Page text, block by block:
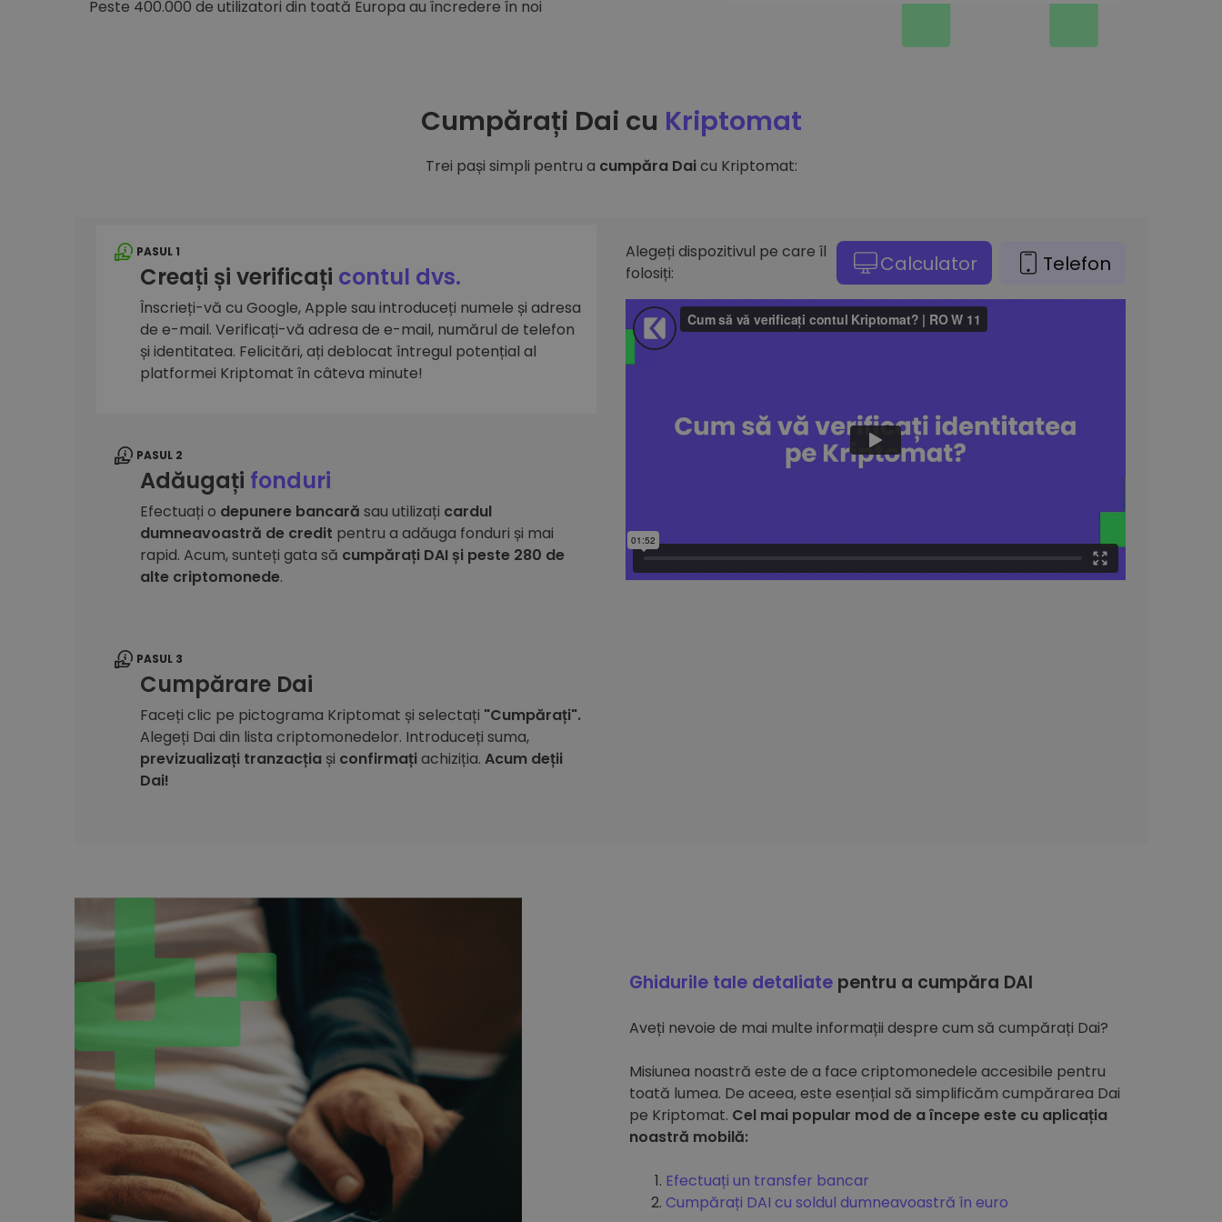
Peste 400.000 de utilizatori din toată Europa au încredere în noi
Cumpărați Dai cu Kriptomat
Trei pași simpli pentru a cumpăra Daicu Kriptomat:
PASUL 1
Creați și verificați contul dvs.
Înscrieți-vă cu Google, Apple sau introduceți numele și adresa
de e-mail. Verificați-vă adresa de e-mail, numărul de telefon
și identitatea. Felicitări, ați deblocat întregul potențial al
platformei Kriptomat în câteva minute!
PASUL 2
Adăugați fonduri
Efectuați o depunere bancară sau utilizați cardul
dumneavoastră de credit pentru a adăuga fonduri și mai
rapid. Acum, sunteți gata să cumpărați DAI și peste 280 de
alte criptomonede.
PASUL 3
Cumpărare Dai
Faceți clic pe pictograma Kriptomat și selectați "Cumpărați".
Alegeți Dai din lista criptomonedelor. Introduceți suma,
previzualizați tranzacția și confirmațiachiziția. Acum deții
Dai!
Alegeți dispozitivul pe care îl
folosiți:
Calculator Telefon
Ghidurile tale detaliate pentru a cumpăra DAI
Aveți nevoie de mai multe informații despre cum să cumpărați Dai?
Misiunea noastră este de a face criptomonedele accesibile pentru
toată lumea. De aceea, este esențial să simplificăm cumpărarea Dai
pe Kriptomat. Cel mai popular mod de a începe este cu aplicația
noastră mobilă:
Efectuați un transfer bancar
Cumpărați DAI cu soldul dumneavoastră în euro